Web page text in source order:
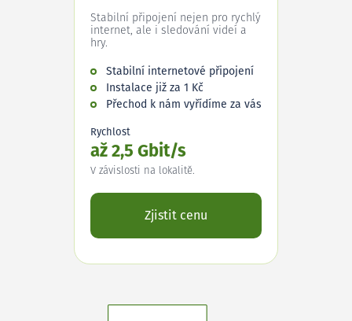
Stabilní připojení nejen pro rychlý
internet, ale i sledování videí a
hry.
Stabilní internetové připojení
Instalace již za 1 Kč
Přechod k nám vyřídíme za vás
Rychlost
až 2,5 Gbit/s
V závislosti na lokalitě.
Zjistit cenu